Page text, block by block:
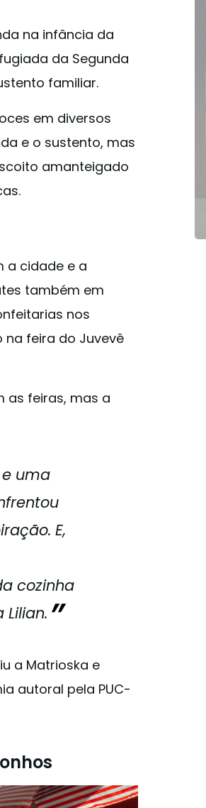
na infância da
da Segunda
familiar.
em diversos
e o sustento, mas
amanteigado
a cidade e a
também em
nos
na feira do Juvevê
as feiras, mas a
uma
E,
cozinha
Lilian.
a Matrioska e
autoral pela PUC-